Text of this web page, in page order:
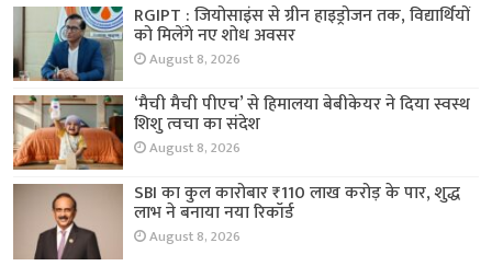
RGIPT : जियोसाइंस से ग्रीन हाइड्रोजन तक, विद्यार्थियों
को मिलेंगे नए शोध अवसर
August 8, 2026
‘मैची मैची पीएच’ से हिमालया बेबीकेयर ने दिया स्वस्थ
शिशु त्वचा का संदेश
August 8, 2026
SBI का कुल कारोबार ₹110 लाख करोड़ के पार, शुद्ध
लाभ ने बनाया नया रिकॉर्ड
August 8, 2026